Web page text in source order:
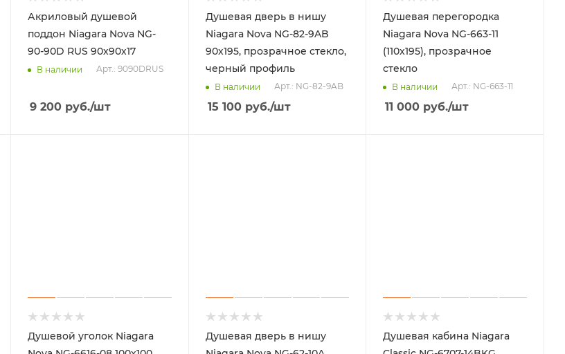
Акриловый душевой
поддон Niagara Nova NG-
90-90D RUS 90х90х17
В наличии Арт.: 9090DRUS
9 200 руб./шт
Душевая дверь в нишу
Niagara Nova NG-82-9AB
90х195, прозрачное стекло,
черный профиль
В наличии Арт.: NG-82-9AB
15 100руб./шт
Душевая перегородка
Niagara Nova NG-663-11
(110x195), прозрачное
стекло
В наличии Арт.: NG-663-11
11 000 руб./шт
Душевой уголок Niagara
Душевая дверь в нишу
Душевая кабина Niagara